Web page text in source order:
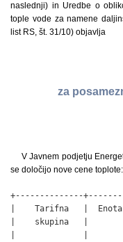
naslednji) in Uredbe o
tople vode za namene
list RS, št. 31/10) objavlja
za
V Javnem podjetju
se določijo nove cene toplote:
+--------------
|    Tarifna   |  Enota
|    skupina   |
|              |